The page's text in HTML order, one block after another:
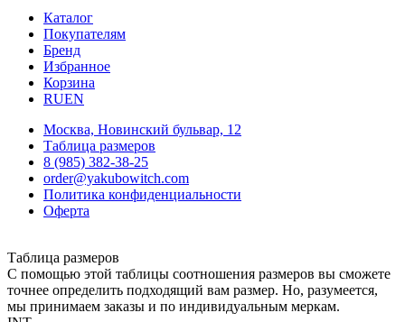
Каталог
Покупателям
Бренд
Избранное
Корзина
RUEN
Москва, Новинский бульвар, 12
Таблица размеров
8 (985) 382-38-25
order@yakubowitch.com
Политика конфиденциальности
Оферта
Таблица размеров
С помощью этой таблицы соотношения размеров вы сможете
точнее определить подходящий вам размер. Но, разумеется,
мы принимаем заказы и по индивидуальным меркам.